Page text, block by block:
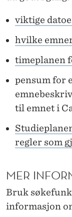
viktige
hvilke
timeplanen
pensum for
til emnet i
regler som
MER
Bruk
informasjon